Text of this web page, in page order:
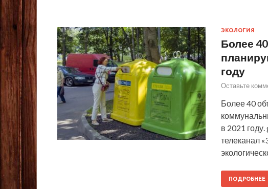
ЭКОЛОГИЯ
Более
году
Оставьте
Более 40
в 2021
телеканал
ПОДРОБНЕЕ